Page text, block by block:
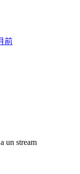
前
un stream